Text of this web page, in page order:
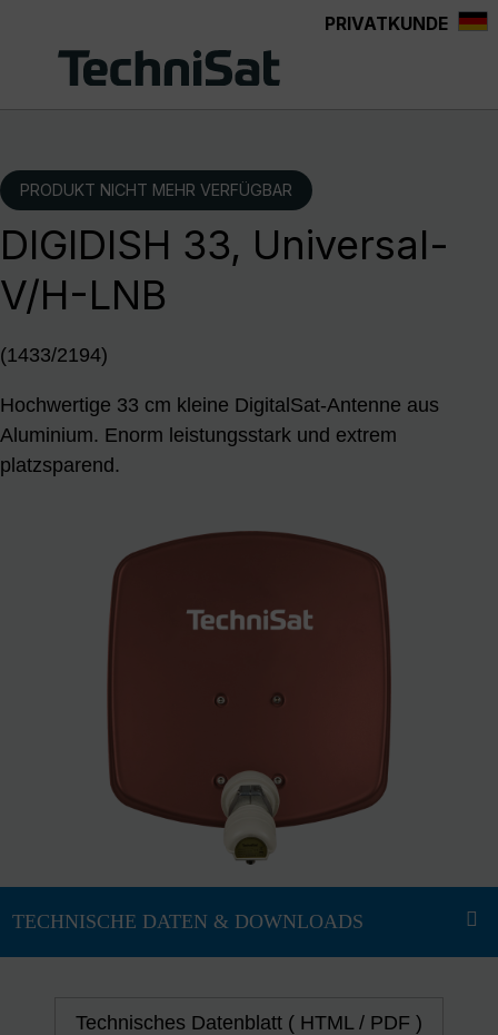
PRIVATKUNDE
PRODUKT NICHT MEHR VERFÜGBAR
DIGIDISH 33, Universal-
V/H-LNB
(1433/2194)
Hochwertige 33 cm kleine DigitalSat-Antenne aus
Aluminium. Enorm leistungsstark und extrem
platzsparend.
Technisches Datenblatt ( HTML / PDF )